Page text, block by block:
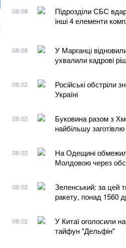
08:08
Підрозділи СБС
інші 4 елементи
08:08
У Марганці
ухвалили кадрові
08:02
Російські обстріли
Україні
08:02
Буковина разом з
найбільшу
08:02
На Одещині
Молдовою через
08:02
Зеленський: за цей
ракету, понад 1560
08:02
У Китаї оголосили
тайфун "Дельфін"